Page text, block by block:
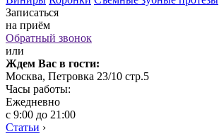
Записаться
на приём
Обратный звонок
или
Ждем Вас в гости:
Москва, Петровка 23/10 стр.5
Часы работы:
Ежедневно
с 9:00 до 21:00
Статьи ›